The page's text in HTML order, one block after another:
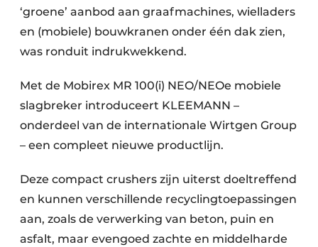
‘groene’ aanbod aan graafmachines, wielladers
en (mobiele) bouwkranen onder één dak zien,
was ronduit indrukwekkend.
Met de Mobirex MR 100(i) NEO/NEOe mobiele
slagbreker introduceert KLEEMANN –
onderdeel van de internationale Wirtgen Group
– een compleet nieuwe productlijn.
Deze compact crushers zijn uiterst doeltreffend
en kunnen verschillende recyclingtoepassingen
aan, zoals de verwerking van beton, puin en
asfalt, maar evengoed zachte en middelharde